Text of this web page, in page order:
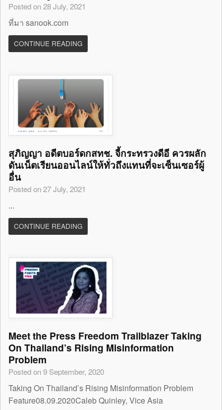
Posted on 28 July, 2021
ที่มา sanook.com
CONTINUE READING
สุภิญญา อดีตบอร์ดกสทช. จี้กระทรวงดีอี ควรผลัก
ดันเน็ตเรียนออนไลน์ให้ทั่วถึงแทนที่จะเซ็นเซอร์ผู้
อื่น
Posted on 27 July, 2021
...
CONTINUE READING
Meet the Press Freedom Trailblazer Taking
On Thailand’s Rising Misinformation
Problem
Posted on 9 September, 2020
Taking On Thailand’s Rising Misinformation Problem
Feature08.09.2020Caleb Quinley, Vice Asia